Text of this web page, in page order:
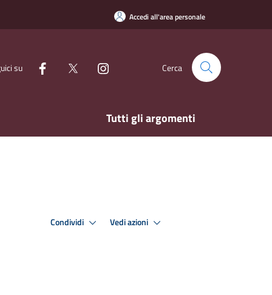
Accedi all'area personale
su Cerca
Tutti gli argomenti
Condividi Vedi azioni